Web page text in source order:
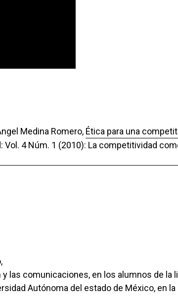
Medina Romero, Ética para una
4 Núm. 1 (2010): La competitividad
las comunicaciones, en los alumnos de la
Autónoma del estado de México, en